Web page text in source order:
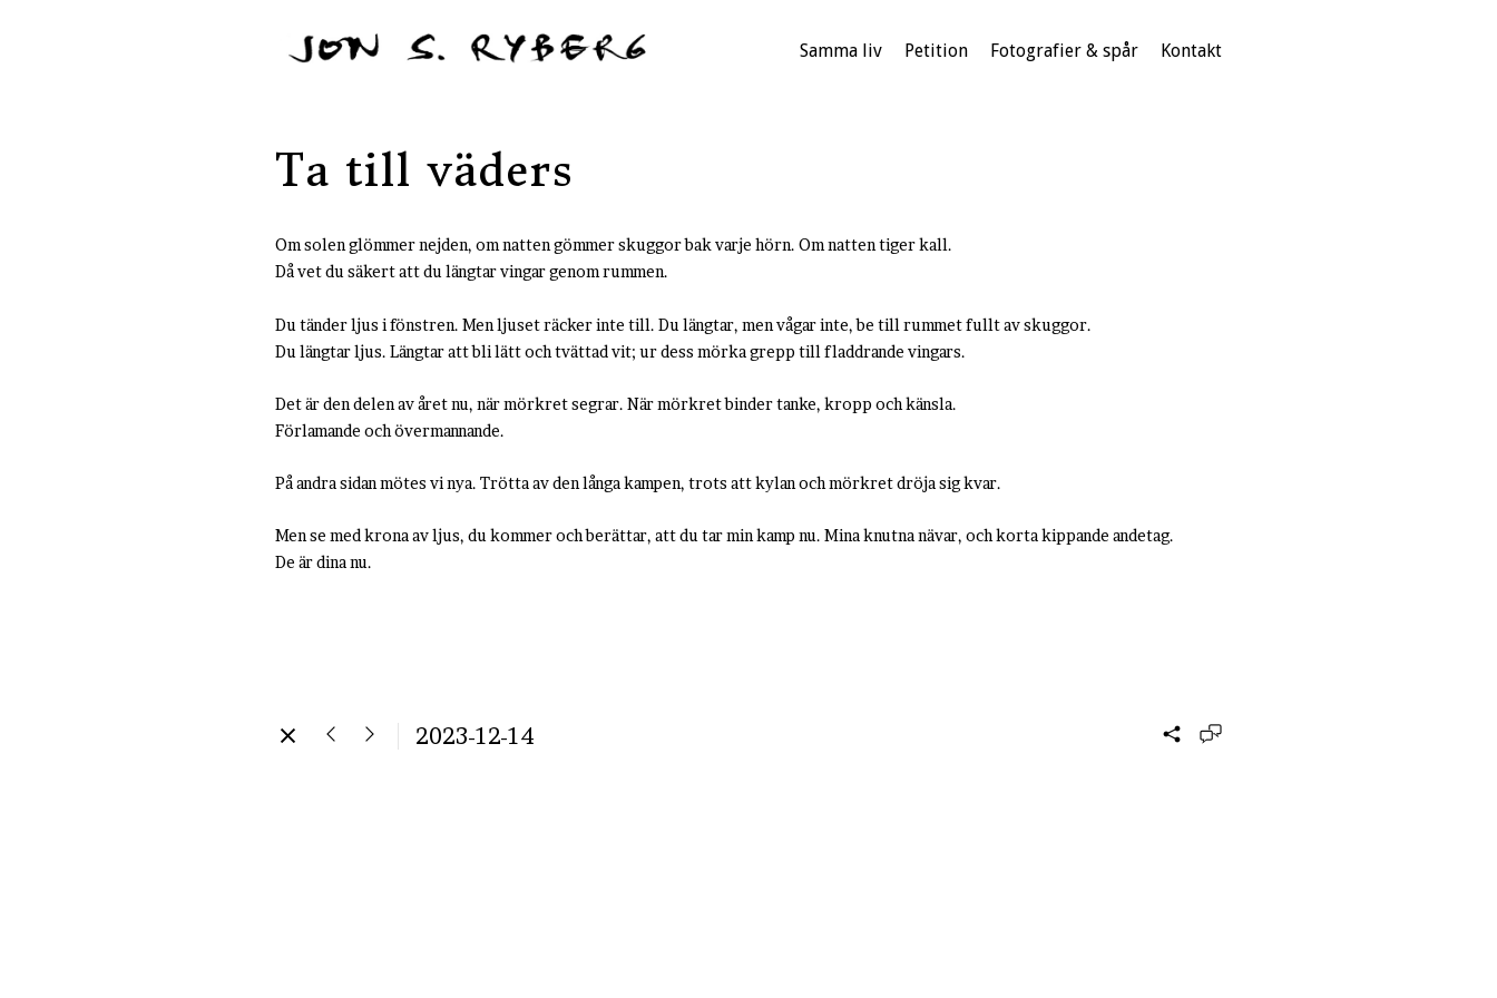
Samma liv Petition Fotografier & spår Kontakt
Ta till väders
Om solen glömmer nejden, om natten gömmer skuggor bak varje hörn. Om natten tiger kall.
Då vet du säkert att du längtar vingar genom rummen.
Du tänder ljus i fönstren. Men ljuset räcker inte till. Du längtar, men vågar inte, be till rummet fullt av skuggor.
Du längtar ljus. Längtar att bli lätt och tvättad vit; ur dess mörka grepp till fladdrande vingars.
Det är den delen av året nu, när mörkret segrar. När mörkret binder tanke, kropp och känsla.
Förlamande och övermannande.
På andra sidan mötes vi nya. Trötta av den långa kampen, trots att kylan och mörkret dröja sig kvar.
Men se med krona av ljus, du kommer och berättar, att du tar min kamp nu. Mina knutna nävar, och korta kippande andetag.
De är dina nu.
2023-12-14